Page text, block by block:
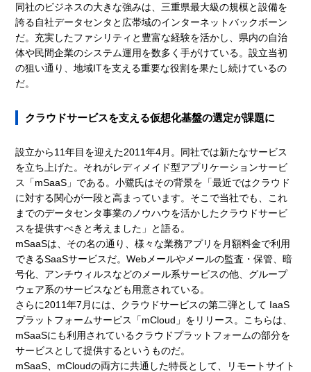
同社のビジネスの大きな強みは、三重県最大級の規模と設備を
誇る自社データセンタと広帯域のインターネットバックボーン
だ。充実したファシリティと豊富な経験を活かし、県内の自治
体や民間企業のシステム運用を数多く手がけている。設立当初
の狙い通り、地域ITを支える重要な役割を果たし続けているの
だ。
クラウドサービスを支える仮想化基盤の選定が課題に
設立から11年目を迎えた2011年4月。同社では新たなサービス
を立ち上げた。それがレディメイド型アプリケーションサービ
ス「mSaaS」である。小鷺氏はその背景を「最近ではクラウド
に対する関心が一段と高まっています。そこで当社でも、これ
までのデータセンタ事業のノウハウを活かしたクラウドサービ
スを提供すべきと考えました」と語る。
mSaaSは、その名の通り、様々な業務アプリを月額料金で利用
できるSaaSサービスだ。Webメールやメールの監査・保管、暗
号化、アンチウィルスなどのメール系サービスの他、グループ
ウェア系のサービスなども用意されている。
さらに2011年7月には、クラウドサービスの第二弾として IaaS
プラットフォームサービス「mCloud」をリリース。こちらは、
mSaaSにも利用されているクラウドプラットフォームの部分を
サービスとして提供するというものだ。
mSaaS、mCloudの両方に共通した特長として、リモートサイト